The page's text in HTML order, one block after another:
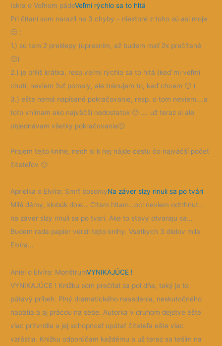
Iskra o Voľnom pádeVeľmi rýchlo sa to hltá
Pri čítaní som narazil na 3 chyby – niektoré z toho sú asi moje
🙂 :
1.) sú tam 2 preklepy (upresním, až budem mať 2x prečítané
🙂)
2.) je príliš krátka, resp.veľmi rýchlo sa to hltá (keď mi veľmi
chutí, neviem žuť pomaly, ale trénujem to, keď chcem 🙂 )
3.) ešte nemá napísané pokračovanie, resp. o tom neviem….a
toto vnímam ako najväčší nedostatok 🙂 …. už teraz si ale
objednávam všetky pokračovania🙂
Prajem tejto knihe, nech si k nej nájde cestu čo najväčší počet
čitateľov 🙂
Aprielka o Elvíra: Smrť bosorkyNa záver slzy rinuli sa po tvári
Milé dámy, klobúk dole… Citam hltam…oci neviem odtrhnut…
na zaver slzy rinuli sa po tvari. Ake to stavy otvaraju sa…
Budem rada papier verzii tejto knihy. Vsetkych 3 dielov mila
Elvíra…
Aniel o Elvíra: MonštrumVYNIKAJÚCE !
VYNIKAJÚCE ! Knižku som prečítal za pol dňa, taký je to
pútavý príbeh. Plný dramatického nasadenia, neskutočného
napätia a aj prácou na sebe. Autorka v druhom dejstve ešte
viac pritvrdila a jej schopnosť upútať čitateľa ešte viac
vzrástla. Knižku odporúčam každému a už teraz sa teším na